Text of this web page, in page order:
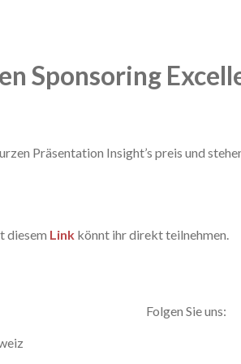
Sponsoring
Präsentation Insight’s preis und
diesem Linkkönnt ihr direkt teilnehmen.
Folgen Sie uns: